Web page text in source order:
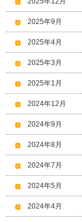
2025年9月
2025年4月
2025年3月
2025年1月
2024年12月
2024年9月
2024年8月
2024年7月
2024年5月
2024年4月